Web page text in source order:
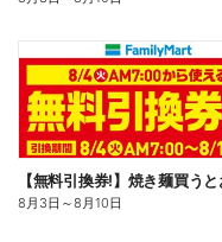
8月3日 ～8月10日